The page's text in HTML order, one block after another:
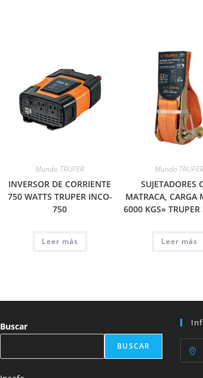
Mundo TRUPER
INVERSOR DE CORRIENTE
750 WATTS TRUPER INCO-
750
Leer más
Mundo TRUPER
SUJETADORES
MATRACA, CARGA
6000 KGS»
Leer más
Buscar
BUSCAR